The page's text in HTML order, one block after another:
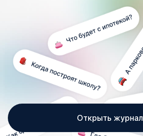
Открыть журнал